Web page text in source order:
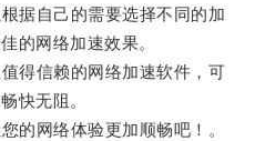
自己的需要选择不同的加
的网络加速效果。
信赖的网络加速软件，可
快无阻。
网络体验更加顺畅吧！。